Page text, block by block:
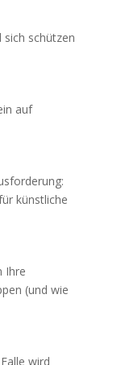
sich schützen
auf
künstliche
Ihre
(und wie
wird